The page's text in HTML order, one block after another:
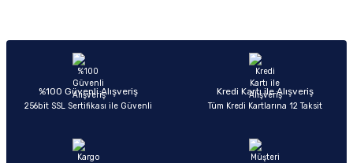
Ürün açıklamasında eksik bilgiler bulunuyor.
Ürün bilgilerinde hatalar bulunuyor.
Ürün fiyatı diğer sitelerden daha pahalı.
Sitemize ilk yorumu siz yapın!
%100 Güvenli Alışveriş
256bit SSL Sertifikası ile Güvenli
Kredi Kartı ile Alışveriş
Tüm Kredi Kartlarına 12 Taksit